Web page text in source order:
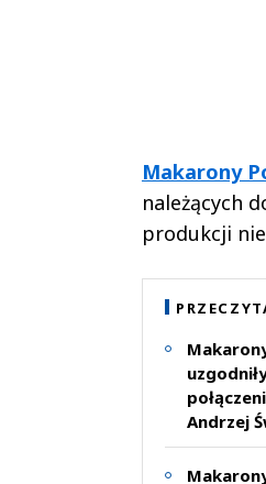
Makarony
należących
produkcji
Andrzej